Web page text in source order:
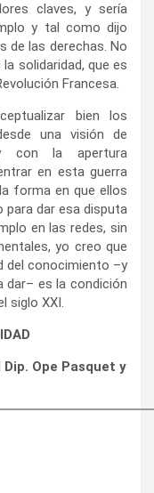
claves, y sería
y tal como dijo
de las derechas. No
solidaridad, que es
Francesa.
bien los
una visión de
con la apertura
en esta guerra
forma en que ellos
para dar esa disputa
en las redes, sin
yo creo que
del conocimiento –y
dar– es la condición
siglo XXI.
Ope Pasquet y